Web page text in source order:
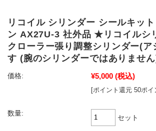
リコイル シリンダー シールキッ
ン AX27U-3 社外品 ★リコイルシ
クローラー張り調整シリンダー(ア
す (腕のシリンダーではありませ
価格: ¥5,000 (税込)
[ポイント還元 50ポイ
数量:
セット